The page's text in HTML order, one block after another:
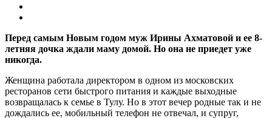
Перед самым Новым годом муж Ирины Ахматовой и ее 8-
летняя дочка ждали маму домой. Но она не приедет уже
никогда.
Женщина работала директором в одном из московских
ресторанов сети быстрого питания и каждые выходные
возвращалась к семье в Тулу. Но в этот вечер родные так и не
дождались ее, мобильный телефон не отвечал, и супруг,